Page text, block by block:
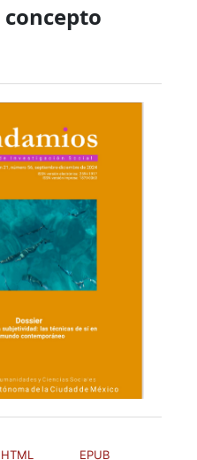
HTML
EPUB